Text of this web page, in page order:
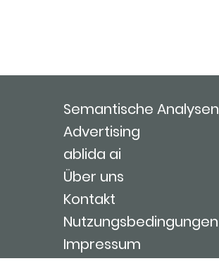
Semantische Analysen
Advertising
ablida ai
Über uns
Kontakt
Nutzungsbedingungen
Impressum